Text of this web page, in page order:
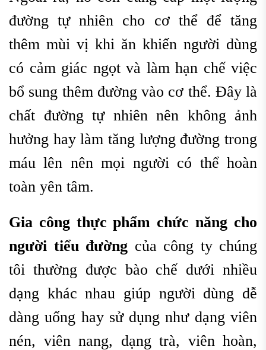
đường tự nhiên cho cơ thể để tăng
thêm mùi vị khi ăn khiến người dùng
có cảm giác ngọt và làm hạn chế việc
bổ sung thêm đường vào cơ thể. Đây là
chất đường tự nhiên nên không ảnh
hưởng hay làm tăng lượng đường trong
máu lên nên mọi người có thể hoàn
toàn yên tâm.
Gia công thực phẩm chức năng cho
người tiểu đường của công ty chúng
tôi thường được bào chế dưới nhiều
dạng khác nhau giúp người dùng dễ
dàng uống hay sử dụng như dạng viên
nén, viên nang, dạng trà, viên hoàn,